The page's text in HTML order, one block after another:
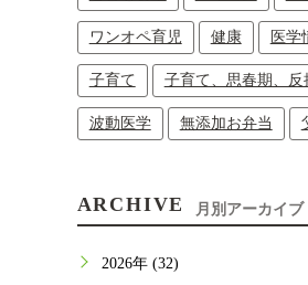
ワンオペ育児 健康 医学
子育て 子育て、思春期、反
波動医学 無添加お弁当
ARCHIVE 月別アーカイブ
2026年 (32)